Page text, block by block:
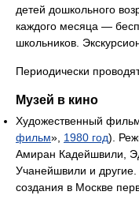
детей дошкольного
каждого месяца —
школьников.
Периодически
Музей в кино
Художественный
фильм», 1980 год).
Амиран Кадейшвили,
Учанейшвили и
создания в Москве